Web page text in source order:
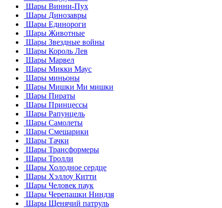
Шары Винни-Пух
Шары Динозавры
Шары Единороги
Шары Животные
Шары Звездные войны
Шары Король Лев
Шары Марвел
Шары Микки Маус
Шары миньоны
Шары Мишки Ми мишки
Шары Пираты
Шары Принцессы
Шары Рапунцель
Шары Самолеты
Шары Смешарики
Шары Тачки
Шары Трансформеры
Шары Тролли
Шары Холодное сердце
Шары Хэллоу Китти
Шары Человек паук
Шары Черепашки Ниндзя
Шары Щенячий патруль